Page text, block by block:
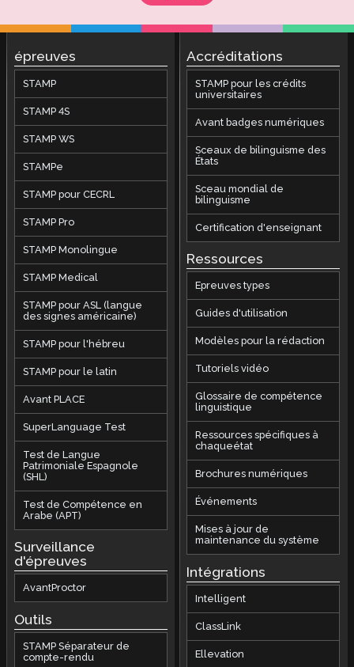
épreuves
STAMP
STAMP 4S
STAMP WS
STAMPe
STAMP pour CECRL
STAMP Pro
STAMP Monolingue
STAMP Medical
STAMP pour ASL (langue
des signes américaine)
STAMP pour l'hébreu
STAMP pour le latin
Avant PLACE
SuperLanguage Test
Test de Langue
Patrimoniale Espagnole
(SHL)
Test de Compétence en
Arabe (APT)
Surveillance
d'épreuves
AvantProctor
Outils
STAMP Séparateur de
compte-rendu
Accréditations
STAMP pour les crédits
universitaires
Avant badges numériques
Sceaux de bilinguisme des
États
Sceau mondial de
bilinguisme
Certification d'enseignant
Ressources
Epreuves types
Guides d'utilisation
Modèles pour la rédaction
Tutoriels vidéo
Glossaire de compétence
linguistique
Ressources spécifiques à
chaqueétat
Brochures numériques
Événements
Mises à jour de
maintenance du système
Intégrations
Intelligent
ClassLink
Ellevation